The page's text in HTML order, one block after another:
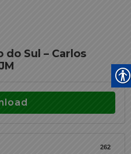
do Sul – Carlos
262